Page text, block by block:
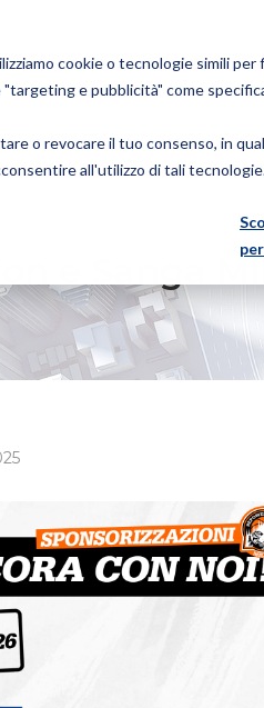
cookie o tecnologie simili
"targeting e pubblicità" come
o revocare il tuo consenso, in
all'utilizzo di tali
BUGNION E SANGA MILANO DI NUOVO
e Sanga